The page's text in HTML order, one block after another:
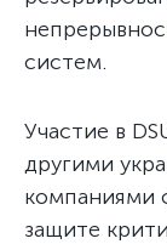
систем.
Участие в
другими
компаниями
защите